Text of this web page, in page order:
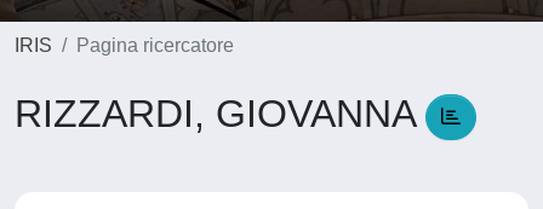
IRIS Pagina ricercatore
RIZZARDI, GIOVANNA